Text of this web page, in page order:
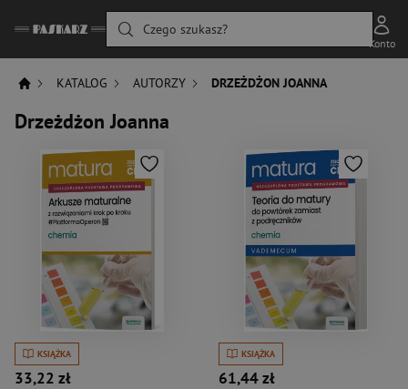
Czego szukasz?
Konto
KATALOG AUTORZY DRZEŻDŻON JOANNA
Drzeżdżon Joanna
KSIĄŻKA
33,22 zł
KSIĄŻKA
61,44 zł